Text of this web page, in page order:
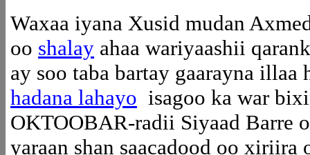
Waxaa iyana Xusid mudan
oo shalay ahaa wariyaashii
ay soo taba bartay gaarayna illaa
hadana lahayo isagoo ka war
OKTOOBAR-radii Siyaad Barre
yaraan shan saacadood oo xiriira